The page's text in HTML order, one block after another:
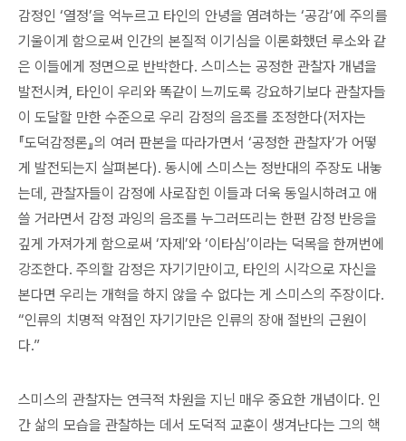
감정인 ‘열정’을 억누르고 타인의 안녕을 염려하는 ‘공감’에 주의를
기울이게 함으로써 인간의 본질적 이기심을 이론화했던 루소와 같
은 이들에게 정면으로 반박한다. 스미스는 공정한 관찰자 개념을
발전시켜, 타인이 우리와 똑같이 느끼도록 강요하기보다 관찰자들
이 도달할 만한 수준으로 우리 감정의 음조를 조정한다(저자는
『도덕감정론』의 여러 판본을 따라가면서 ‘공정한 관찰자’가 어떻
게 발전되는지 살펴본다). 동시에 스미스는 정반대의 주장도 내놓
는데, 관찰자들이 감정에 사로잡힌 이들과 더욱 동일시하려고 애
쓸 거라면서 감정 과잉의 음조를 누그러뜨리는 한편 감정 반응을
깊게 가져가게 함으로써 ‘자제’와 ‘이타심’이라는 덕목을 한꺼번에
강조한다. 주의할 감정은 자기기만이고, 타인의 시각으로 자신을
본다면 우리는 개혁을 하지 않을 수 없다는 게 스미스의 주장이다.
“인류의 치명적 약점인 자기기만은 인류의 장애 절반의 근원이
다.”
스미스의 관찰자는 연극적 차원을 지닌 매우 중요한 개념이다. 인
간 삶의 모습을 관찰하는 데서 도덕적 교훈이 생겨난다는 그의 핵